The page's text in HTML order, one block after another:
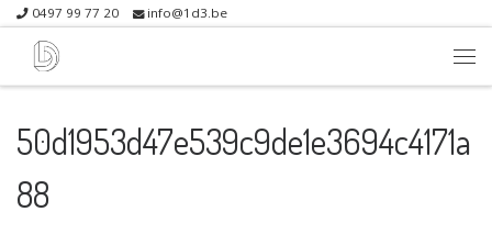
Skip to content
0497 99 77 20 info@1d3.be
50d1953d47e539c9de1e3694c4171a
88